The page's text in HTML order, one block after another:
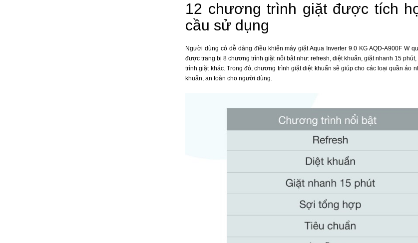
12 chương trình giặt được tích
cầu sử dụng
Người dùng có dễ dàng điều khiển máy giặt Aqua Inverter 9.0 KG AQD-A900F W
được trang bị 8 chương trình giặt nổi bật như: refresh, diệt khuẩn, giặt nhanh 15
trình giặt khác. Trong đó, chương trình giặt diệt khuẩn sẽ giúp cho các loại quần
khuẩn, an toàn cho người dùng.